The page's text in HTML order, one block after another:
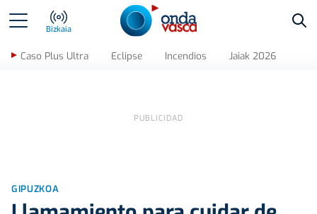
Bizkaia
Caso Plus Ultra Eclipse Incendios Jaiak 2026
GIPUZKOA